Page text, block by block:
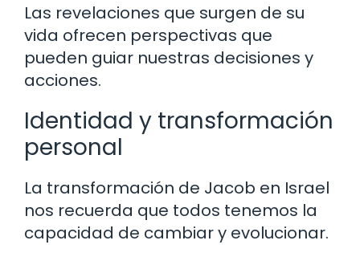
Las revelaciones que surgen de su
vida ofrecen perspectivas que
pueden guiar nuestras decisiones y
acciones.
Identidad y transformación
personal
La transformación de Jacob en Israel
nos recuerda que todos tenemos la
capacidad de cambiar y evolucionar.